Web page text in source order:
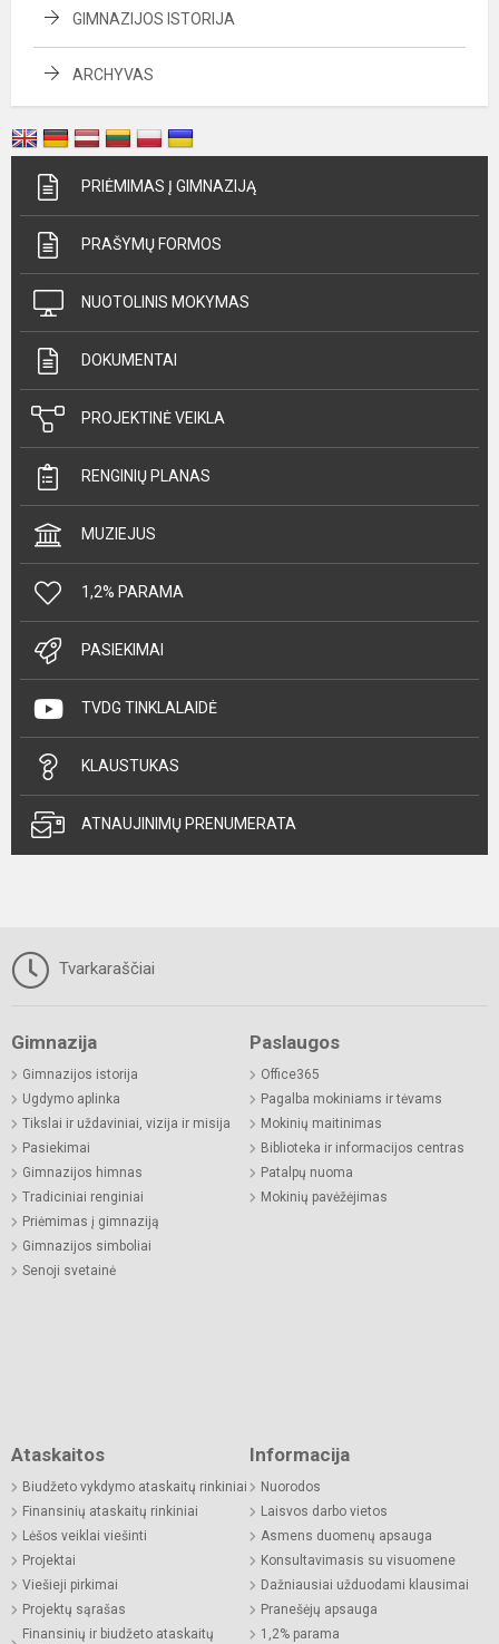
GIMNAZIJOS ISTORIJA
ARCHYVAS
PRIĖMIMAS Į GIMNAZIJĄ
PRAŠYMŲ FORMOS
NUOTOLINIS MOKYMAS
DOKUMENTAI
PROJEKTINĖ VEIKLA
RENGINIŲ PLANAS
MUZIEJUS
1,2% PARAMA
PASIEKIMAI
TVDG TINKLALAIDĖ
KLAUSTUKAS
ATNAUJINIMŲ PRENUMERATA
Tvarkaraščiai
Gimnazija
Gimnazijos istorija
Ugdymo aplinka
Tikslai ir uždaviniai, vizija ir misija
Pasiekimai
Gimnazijos himnas
Tradiciniai renginiai
Priėmimas į gimnaziją
Gimnazijos simboliai
Senoji svetainė
Paslaugos
Office365
Pagalba mokiniams ir tėvams
Mokinių maitinimas
Biblioteka ir informacijos centras
Patalpų nuoma
Mokinių pavėžėjimas
Ataskaitos
Biudžeto vykdymo ataskaitų rinkiniai
Finansinių ataskaitų rinkiniai
Lėšos veiklai viešinti
Projektai
Viešieji pirkimai
Projektų sąrašas
Finansinių ir biudžeto ataskaitų
Informacija
Nuorodos
Laisvos darbo vietos
Asmens duomenų apsauga
Konsultavimasis su visuomene
Dažniausiai užduodami klausimai
Pranešėjų apsauga
1,2% parama